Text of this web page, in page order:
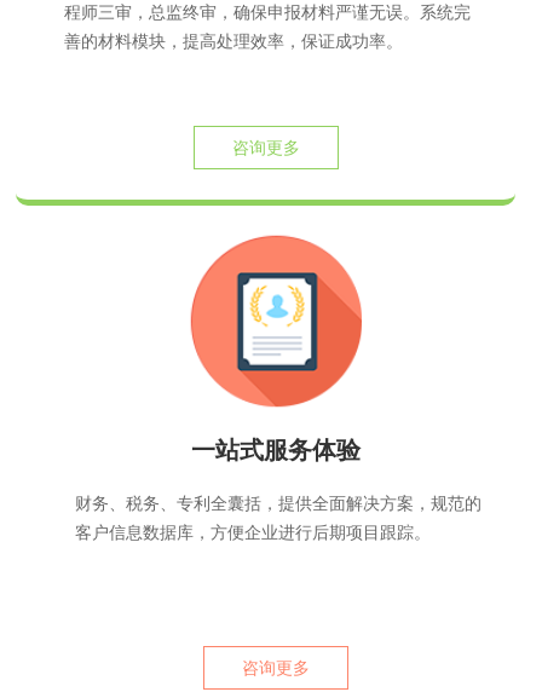
程师三审，总监终审，确保申报材料严谨无误。系统完
善的材料模块，提高处理效率，保证成功率。
咨询更多
一站式服务体验
财务、税务、专利全囊括，提供全面解决方案，规范的
客户信息数据库，方便企业进行后期项目跟踪。
咨询更多